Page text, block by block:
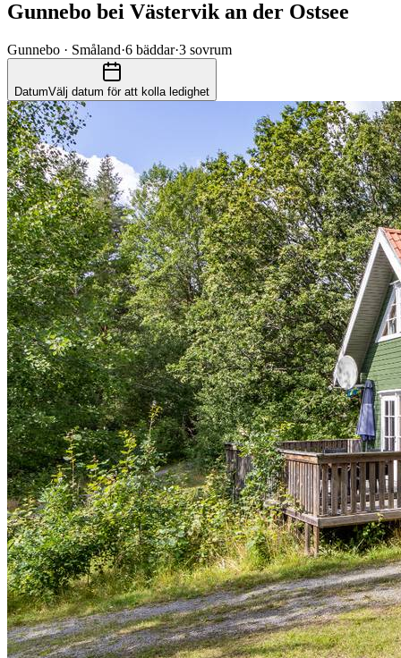
Gunnebo bei Västervik an der Ostsee
Gunnebo · Småland·6 bäddar·3 sovrum
DatumVälj datum för att kolla ledighet